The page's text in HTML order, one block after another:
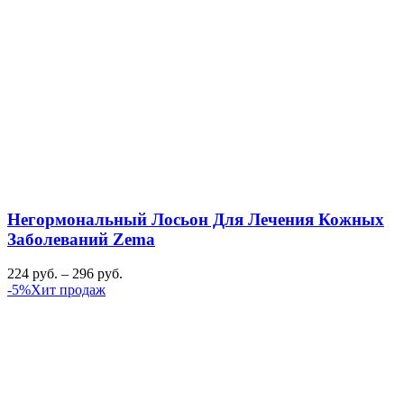
Негормональный Лосьон Для Лечения Кожных
Заболеваний Zema
224 руб. – 296 руб.
-5%Хит продаж